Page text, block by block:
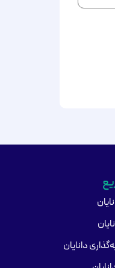
دانایان